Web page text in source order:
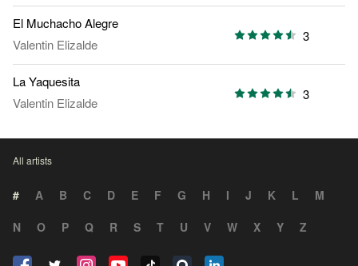
El Muchacho Alegre
Valentin Elizalde
3
La Yaquesita
Valentin Elizalde
3
All artists
# A B C D E F G H I J K L
M
N
O P Q R S T U V W X Y Z